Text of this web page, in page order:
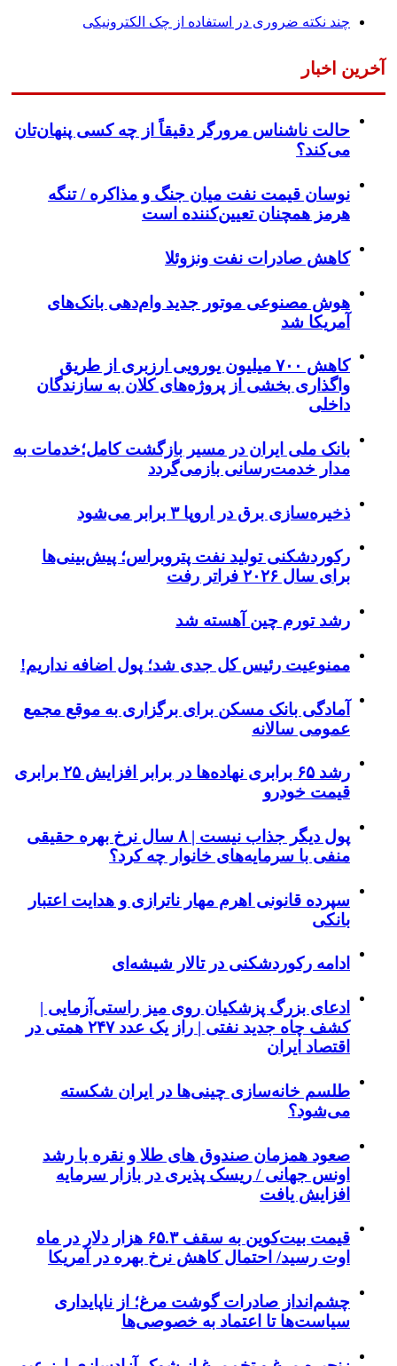
چند نکته ضروری در استفاده از چک الکترونیکی
آخرین اخبار
حالت ناشناس مرورگر دقیقاً از چه کسی پنهان‌تان
می‌کند؟
نوسان قیمت نفت میان جنگ و مذاکره / تنگه
هرمز همچنان تعیین‌کننده است
کاهش صادرات نفت ونزوئلا
هوش مصنوعی موتور جدید وام‌دهی بانک‌های
آمریکا شد
کاهش ۷۰۰ میلیون یورویی ارزبری از طریق
واگذاری بخشی از پروژه‌های کلان به سازندگان
داخلی
بانک ملی ایران در مسیر بازگشت کامل؛خدمات به
مدار خدمت‌رسانی بازمی‌گردد
ذخیره‌سازی برق در اروپا ۳ برابر می‌شود
رکوردشکنی تولید نفت پتروبراس؛ پیش‌بینی‌ها
برای سال ۲۰۲۶ فراتر رفت
رشد تورم چین آهسته شد
ممنوعیت رئیس کل جدی شد؛ پول اضافه نداریم!
آمادگی بانک مسکن برای برگزاری به موقع مجمع
عمومی سالانه
رشد ۶۵ برابری نهاده‌ها در برابر افزایش ۲۵ برابری
قیمت خودرو
پول دیگر جذاب نیست | ۸ سال نرخ بهره حقیقی
منفی با سرمایه‌های خانوار چه کرد؟
سپرده قانونی اهرم مهار ناترازی و هدایت اعتبار
بانکی
ادامه رکوردشکنی در تالار شیشه‌ای
ادعای بزرگ پزشکیان روی میز راستی‌آزمایی |
کشف چاه جدید نفتی | راز یک عدد ۲۴۷ همتی در
اقتصاد ایران
طلسم خانه‌سازی چینی‌ها در ایران شکسته
می‌شود؟
صعود همزمان صندوق های طلا و نقره با رشد
اونس جهانی / ریسک پذیری در بازار سرمایه
افزایش یافت
قیمت بیت‌کوین به سقف ۶۵.۳ هزار دلار در ماه
اوت رسید/ احتمال کاهش نرخ بهره در آمریکا
چشم‌انداز صادرات گوشت مرغ؛ از ناپایداری
سیاست‌ها تا اعتماد به خصوصی‌ها